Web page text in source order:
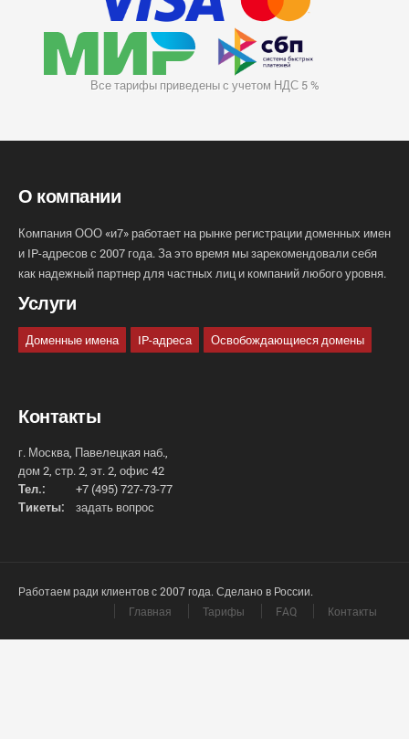
Все тарифы приведены с учетом НДС 5 %
О компании
Компания ООО «и7» работает на рынке регистрации доменных имен
и IP-адресов с 2007 года. За это время мы зарекомендовали себя
как надежный партнер для частных лиц и компаний любого уровня.
Услуги
Доменные имена IP-адреса Освобождающиеся домены
Контакты
г. Москва, Павелецкая наб.,
дом 2, стр. 2, эт. 2, офис 42
Тел.:
+7 (495) 727-73-77
Тикеты:
задать вопрос
Работаем ради клиентов с 2007 года. Сделано в России.
Главная
Тарифы FAQ Контакты